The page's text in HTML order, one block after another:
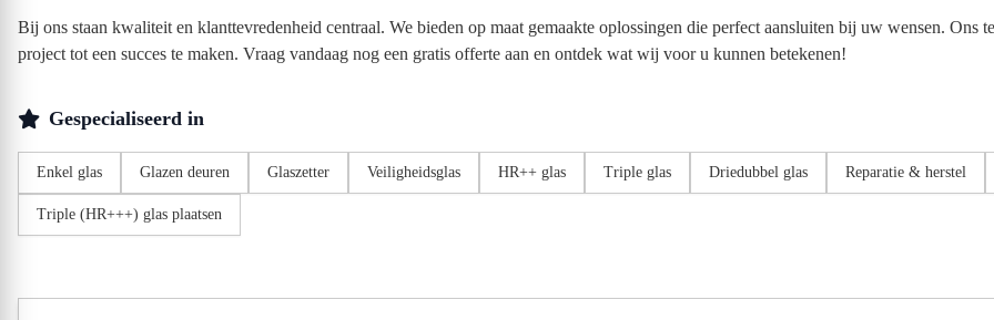
Bij ons staan kwaliteit en klanttevredenheid centraal. We bieden op maat gemaakte oplossingen die perfect aansluiten bij uw wensen. Ons
project tot een succes te maken. Vraag vandaag nog een gratis offerte aan en ontdek wat wij voor u kunnen betekenen!
Gespecialiseerd in
Enkel glas Glazen deuren Glaszetter Veiligheidsglas HR++ glas Triple glas Driedubbel glas Reparatie & herstel
Triple (HR+++) glas plaatsen